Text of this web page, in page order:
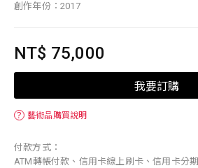
創作年份：2017
NT$ 75,000
我要訂購
？ 藝術品購買說明
付款方式：
ATM轉帳付款、信用卡線上刷卡、信用卡分期